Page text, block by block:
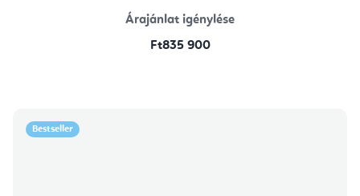
Árajánlat igénylése
Ft835 900
Bestseller